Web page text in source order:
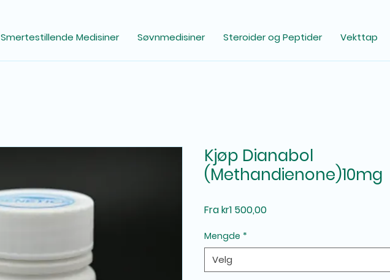
Smertestillende Medisiner Søvnmedisiner Steroider og Peptider Vekttap
Kjøp Dianabol
(Methandienone)10mg
Frakr1 500,00Salgspris
Mengde *
Velg